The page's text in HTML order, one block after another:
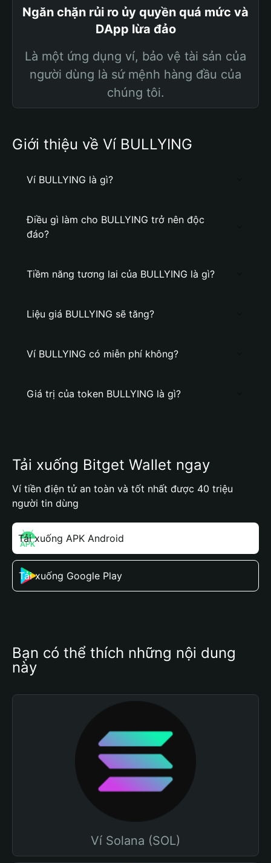
Ngăn chặn rủi ro ủy quyền quá mức và
DApp lừa đảo
Là một ứng dụng ví, bảo vệ tài sản của
người dùng là sứ mệnh hàng đầu của
chúng tôi.
Giới thiệu về Ví BULLYING
Ví BULLYING là gì?
Điều gì làm cho BULLYING trở nên độc
đáo?
Tiềm năng tương lai của BULLYING là gì?
Liệu giá BULLYING sẽ tăng?
Ví BULLYING có miễn phí không?
Giá trị của token BULLYING là gì?
Tải xuống Bitget Wallet ngay
Ví tiền điện tử an toàn và tốt nhất được 40 triệu
người tin dùng
Tải xuống APK Android
Tải xuống Google Play
Bạn có thể thích những nội dung
này
Ví Solana (SOL)